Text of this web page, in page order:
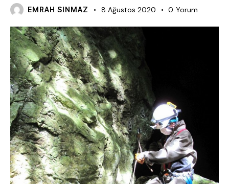
EMRAH SINMAZ 8 Ağustos 2020 0 Yorum